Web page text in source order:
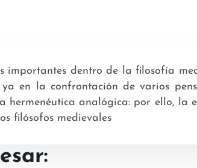
importantes dentro de la filosofía
en la confrontación de varios
hermenéutica analógica: por ello, la
filósofos medievales